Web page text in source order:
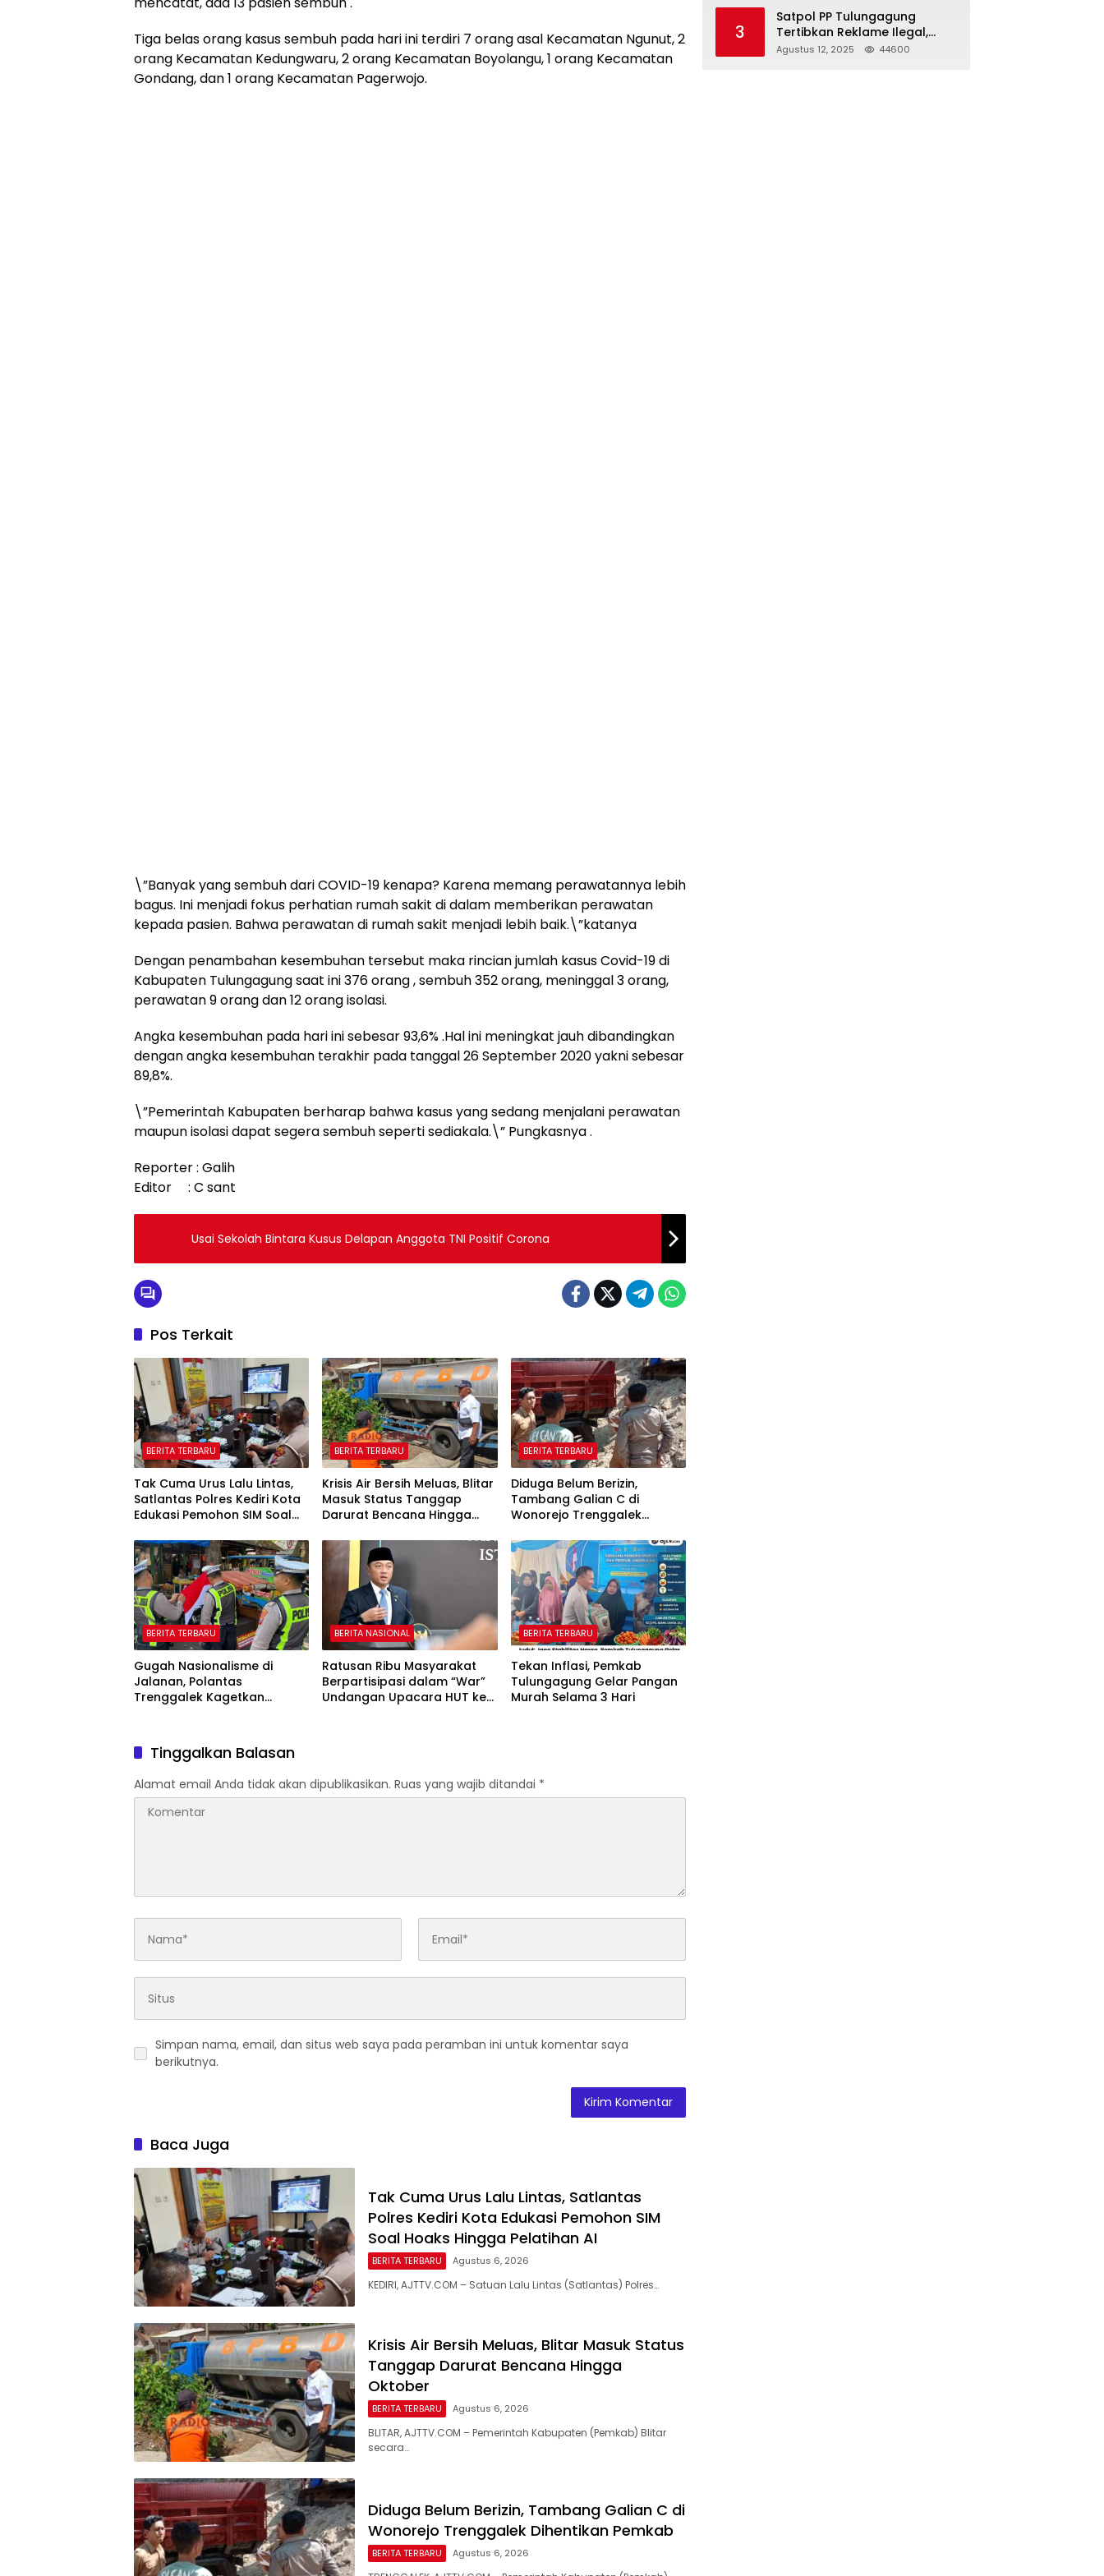
Tiga belas orang kasus sembuh pada hari ini terdiri 7 orang asal Kecamatan Ngunut, 2
orang Kecamatan Kedungwaru, 2 orang Kecamatan Boyolangu, 1 orang Kecamatan
Gondang, dan 1 orang Kecamatan Pagerwojo.
\”Banyak yang sembuh dari COVID-19 kenapa? Karena memang perawatannya lebih
bagus. Ini menjadi fokus perhatian rumah sakit di dalam memberikan perawatan
kepada pasien. Bahwa perawatan di rumah sakit menjadi lebih baik.\”katanya
Dengan penambahan kesembuhan tersebut maka rincian jumlah kasus Covid-19 di
Kabupaten Tulungagung saat ini 376 orang , sembuh 352 orang, meninggal 3 orang,
perawatan 9 orang dan 12 orang isolasi.
Angka kesembuhan pada hari ini sebesar 93,6% .Hal ini meningkat jauh dibandingkan
dengan angka kesembuhan terakhir pada tanggal 26 September 2020 yakni sebesar
89,8%.
\”Pemerintah Kabupaten berharap bahwa kasus yang sedang menjalani perawatan
maupun isolasi dapat segera sembuh seperti sediakala.\” Pungkasnya .
Reporter : Galih
Editor : C sant
Usai Sekolah Bintara Kusus Delapan Anggota TNI Positif Corona
Pos Terkait
BERITA TERBARU
Tak Cuma Urus Lalu Lintas,
Satlantas Polres Kediri Kota
Edukasi Pemohon SIM Soal
BERITA TERBARU
Krisis Air Bersih Meluas, Blitar
Masuk Status Tanggap
Darurat Bencana Hingga
BERITA TERBARU
Diduga Belum Berizin,
Tambang Galian C di
Wonorejo Trenggalek
BERITA TERBARU
Gugah Nasionalisme di
Jalanan, Polantas
Trenggalek Kagetkan
BERITA NASIONAL
Ratusan Ribu Masyarakat
Berpartisipasi dalam “War”
Undangan Upacara HUT ke-
BERITA TERBARU
Tekan Inflasi, Pemkab
Tulungagung Gelar Pangan
Murah Selama 3 Hari
Tinggalkan Balasan
Alamat email Anda tidak akan dipublikasikan. Ruas yang wajib ditandai *
Simpan nama, email, dan situs web saya pada peramban ini untuk komentar saya
berikutnya.
Baca Juga
Tak Cuma Urus Lalu Lintas, Satlantas
Polres Kediri Kota Edukasi Pemohon SIM
Soal Hoaks Hingga Pelatihan AI
BERITA TERBARU Agustus 6, 2026
KEDIRI, AJTTV.COM – Satuan Lalu Lintas (Satlantas) Polres…
Krisis Air Bersih Meluas, Blitar Masuk Status
Tanggap Darurat Bencana Hingga
Oktober
BERITA TERBARU Agustus 6, 2026
BLITAR, AJTTV.COM – Pemerintah Kabupaten (Pemkab) Blitar
secara…
Diduga Belum Berizin, Tambang Galian C di
Wonorejo Trenggalek Dihentikan Pemkab
BERITA TERBARU Agustus 6, 2026
3
Satpol PP Tulungagung
Tertibkan Reklame Ilegal,
Wujudkan Kota yang Rapi
Agustus 12, 2025 44600